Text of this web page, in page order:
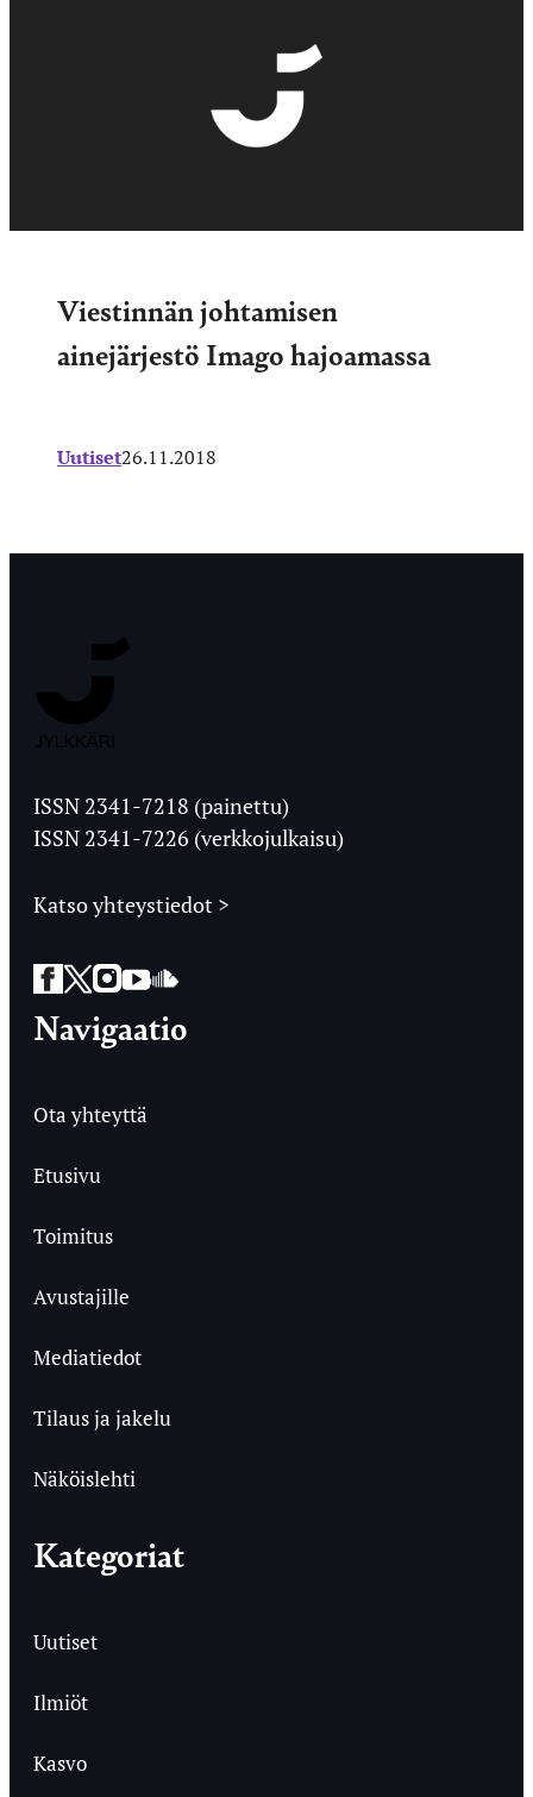
Viestinnän johtamisen
ainejärjestö Imago hajoamassa
Uutiset26.11.2018
Ylioppilaslehti
ISSN 2341-7218 (painettu)
ISSN 2341-7226 (verkkojulkaisu)
Katso yhteystiedot >
Facebook
Twitter
Instagram
YouTube
SoundCloud
Navigaatio
Ota yhteyttä
Etusivu
Toimitus
Avustajille
Mediatiedot
Tilaus ja jakelu
Näköislehti
Kategoriat
Uutiset
Ilmiöt
Kasvo